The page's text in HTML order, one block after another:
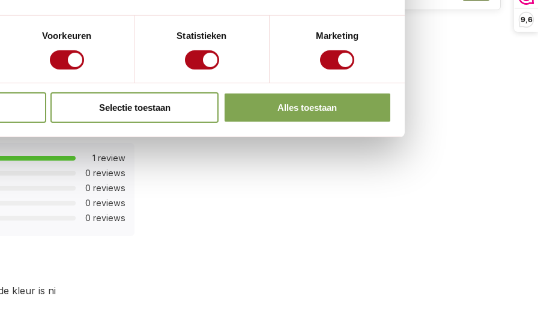
Voorkeuren Statistieken Marketing
Selectie toestaan Alles toestaan
9,6
schuren of
en aangroei met (Auro
V.W. oftewel
en laat het oppervlak
op het oppervlak aan.
gebruik. Zorg voor
dient schoon en droog te
<80%; Minimale
(indien nodig) na minimaal
voorkeur.
1 review
0 reviews
0 reviews
0 reviews
0 reviews
kleur is ni